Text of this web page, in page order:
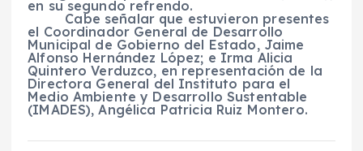
en su segundo refrendo.
Cabe señalar que estuvieron presentes
el Coordinador General de Desarrollo
Municipal de Gobierno del Estado, Jaime
Alfonso Hernández López; e Irma Alicia
Quintero Verduzco, en representación de la
Directora General del Instituto para el
Medio Ambiente y Desarrollo Sustentable
(IMADES), Angélica Patricia Ruiz Montero.